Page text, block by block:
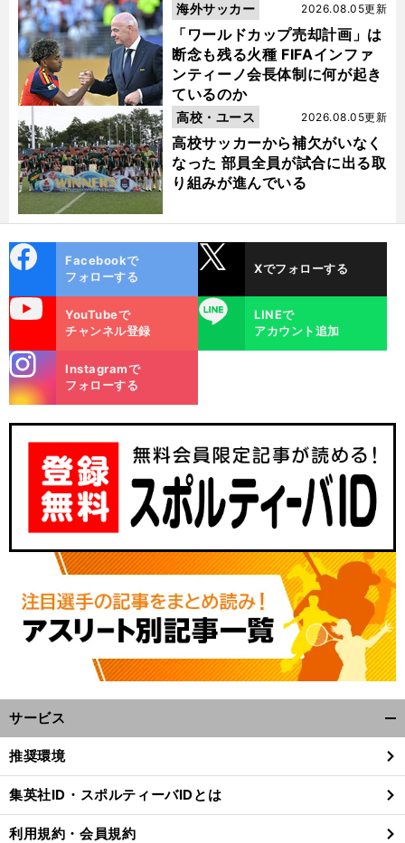
「ワールドカップ売却計画」は
断念も残る火種 FIFAインファ
ンティーノ会長体制に何が起き
ているのか
2026.08.05更新
海外サッカー
高校サッカーから補欠がいなく
なった 部員全員が試合に出る取
り組みが進んでいる
2026.08.05更新
高校・ユース
ok
Facebookで
フォローする
Xでフォローする
YouTubeで
チャンネル登録
LINE
LINEで
アカウント追加
m
Instagramで
フォローする
サービス
閉
る
推奨環境
集英社ID・スポルティーバIDとは
利用規約・会員規約